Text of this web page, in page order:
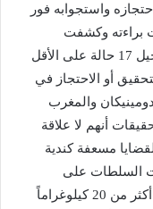
واستجوابه فور
براءته وكشفت
تحقيقات إعلامية وأمنية في كندا عن تسجيل 17 حالة على الأقل
أو الاحتجاز في
والمغرب
أنهم لا علاقة
مسعفة كندية
السلطات على
حقيبتين تحملان بطاقتي أمتعتها وتضمان أكثر من 20 كيلوغراماً